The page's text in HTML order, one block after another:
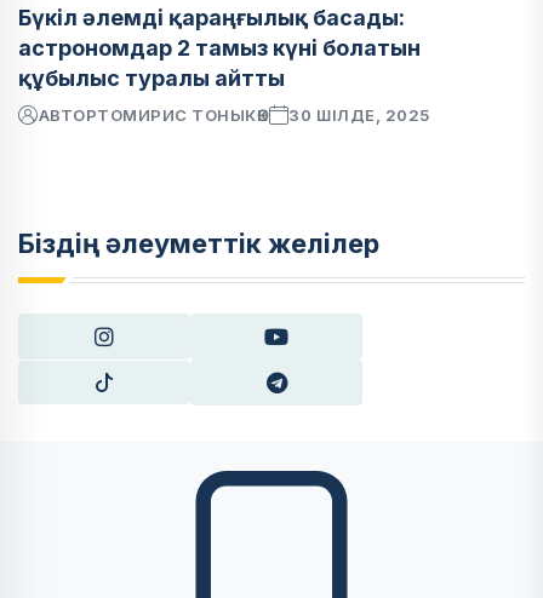
Бүкіл әлемді қараңғылық басады:
астрономдар 2 тамыз күні болатын
құбылыс туралы айтты
АВТОРТОМИРИС ТОНЫКӨК 30 ШІЛДЕ, 2025
Біздің әлеуметтік желілер